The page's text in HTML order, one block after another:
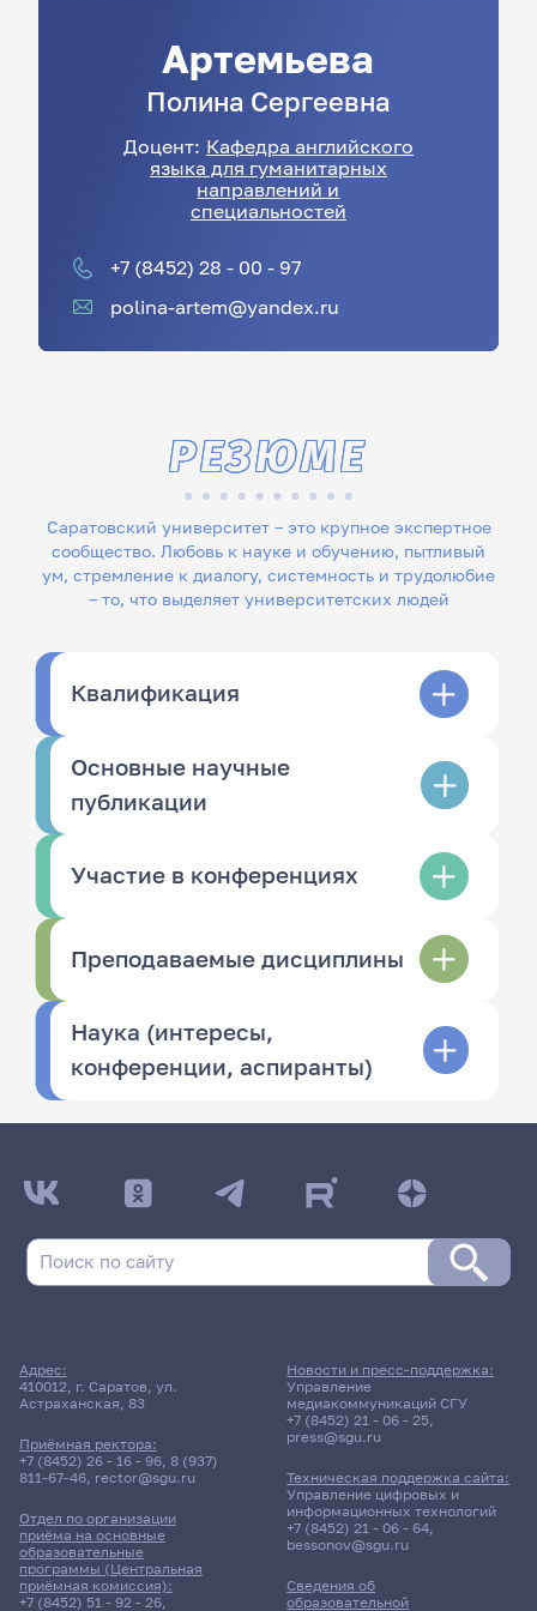
Артемьева
Полина Сергеевна
Доцент: Кафедра английского
языка для гуманитарных
направлений и
специальностей
+7 (8452) 28 - 00 - 97
polina-artem@yandex.ru
Саратовский университет – это крупное экспертное
сообщество. Любовь к науке и обучению, пытливый
ум, стремление к диалогу, системность и трудолюбие
– то, что выделяет университетских людей
РЕЗЮМЕ
Квалификация
Основные научные
публикации
Участие в конференциях
Преподаваемые дисциплины
Наука (интересы,
конференции, аспиранты)
Адрес:
410012, г. Саратов, ул.
Астраханская, 83
Приёмная ректора:
+7 (8452) 26 - 16 - 96, 8 (937)
811-67-46, rector@sgu.ru
Отдел по организации
приёма на основные
образовательные
программы (Центральная
приёмная комиссия):
+7 (8452) 51 - 92 - 26,
Сведения об
образовательной
Новости и пресс-поддержка:
Управление
медиакоммуникаций СГУ
+7 (8452) 21 - 06 - 25,
press@sgu.ru
Техническая поддержка сайта:
Управление цифровых и
информационных технологий
+7 (8452) 21 - 06 - 64,
bessonov@sgu.ru